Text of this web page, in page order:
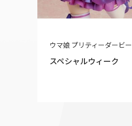
ウマ娘 プリティーダービー
スペシャルウィーク